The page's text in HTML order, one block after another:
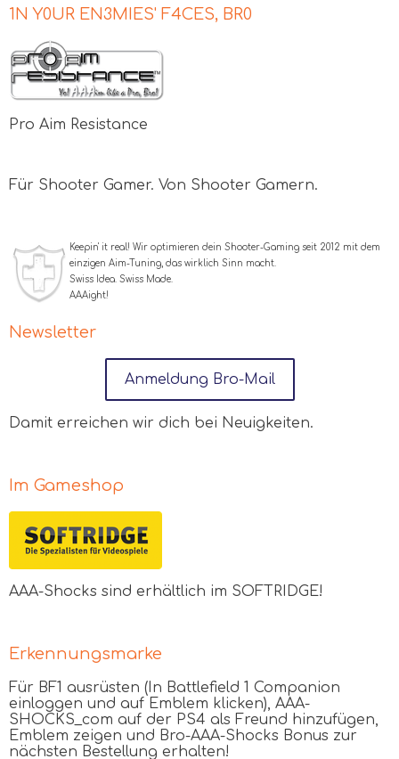
1N Y0UR EN3MIES' F4CES, BR0
Pro Aim Resistance
Für Shooter Gamer. Von Shooter Gamern.
Keepin' it real! Wir optimieren dein Shooter-Gaming seit 2012 mit dem
einzigen Aim-Tuning, das wirklich Sinn macht.
Swiss Idea. Swiss Made.
AAAight!
Newsletter
Anmeldung Bro-Mail
Damit erreichen wir dich bei Neuigkeiten.
Im Gameshop
AAA-Shocks sind erhältlich im SOFTRIDGE!
Erkennungsmarke
Für BF1 ausrüsten (In Battlefield 1 Companion
einloggen und auf Emblem klicken), AAA-
SHOCKS_com auf der PS4 als Freund hinzufügen,
Emblem zeigen und Bro-AAA-Shocks Bonus zur
nächsten Bestellung erhalten!